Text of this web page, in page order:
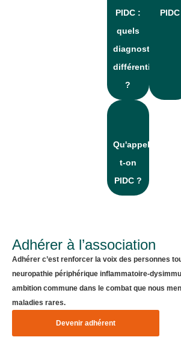
PIDC :
quels
diagnostics
différentiels
?
PIDC
Qu'appelle-
t-on
PIDC ?
Adhérer à l’association
Adhérer c’est renforcer la voix des personnes
neuropathie périphérique inflammatoire-
ambition commune dans le combat que nous
maladies rares.
Devenir adhérent